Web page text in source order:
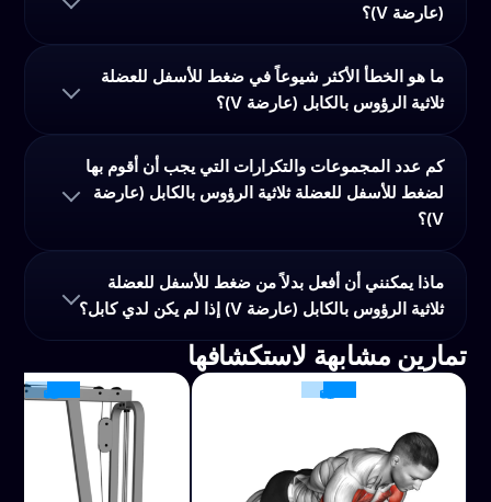
(عارضة V)؟
ما هو الخطأ الأكثر شيوعاً في ضغط للأسفل للعضلة
ثلاثية الرؤوس بالكابل (عارضة V)؟
كم عدد المجموعات والتكرارات التي يجب أن أقوم بها
لضغط للأسفل للعضلة ثلاثية الرؤوس بالكابل (عارضة
V)؟
ماذا يمكنني أن أفعل بدلاً من ضغط للأسفل للعضلة
ثلاثية الرؤوس بالكابل (عارضة V) إذا لم يكن لدي كابل؟
تمارين مشابهة لاستكشافها